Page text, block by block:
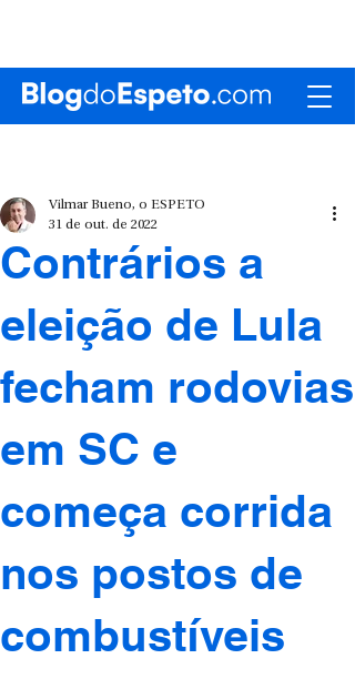
Contrários a
eleição de Lula
fecham rodovias
em SC e
começa corrida
nos postos de
combustíveis
Vilmar Bueno, o ESPETO
31 de out. de 2022